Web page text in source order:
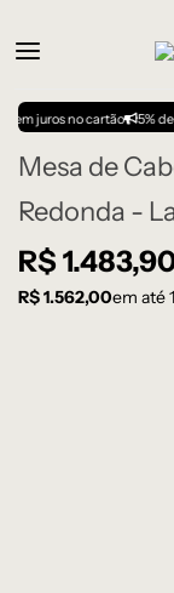
no cartão 5% de
Mesa de
Redonda -
R$
R$1.562,00em até